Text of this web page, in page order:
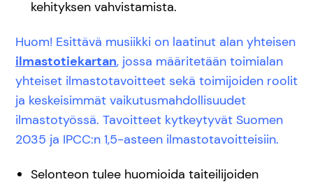
kehityksen vahvistamista.
Huom! Esittävä musiikki on laatinut alan yhteisen
ilmastotiekartan, jossa määritetään toimialan
yhteiset ilmastotavoitteet sekä toimijoiden roolit
ja keskeisimmät vaikutusmahdollisuudet
ilmastotyössä. Tavoitteet kytkeytyvät Suomen
2035 ja IPCC:n 1,5-asteen ilmastotavoitteisiin.
Selonteon tulee huomioida taiteilijoiden